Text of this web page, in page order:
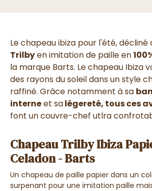
Lechapeau ibiza pour l'été, décliné
Trilbyen imitation de paille en
la marque Barts. Le chapeau Ibiza
des rayons du soleildans unstyle
raffiné. Grâce notamment à sa
interneet salégereté, tous ces
font un couvre-chef utlra
Chapeau Trilby Ibiza
Celadon - Barts
Un chapeau de paille papier dans un
surpenant pour une imitation paille